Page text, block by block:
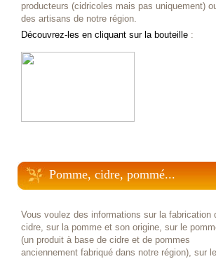
producteurs (cidricoles mais pas uniquement)
des artisans de notre région.
Découvrez-les en cliquant sur la bouteille :
Pomme, cidre, pommé...
Vous voulez des informations sur la fabrication
cidre, sur la pomme et son origine, sur le
(un produit à base de cidre et de pommes
anciennement fabriqué dans notre région), sur le